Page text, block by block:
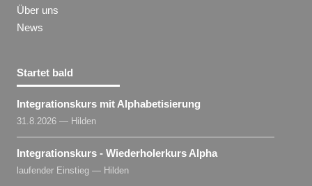
Über uns
News
Startet bald
Integrationskurs mit Alphabetisierung
31.8.2026 — Hilden
Integrationskurs - Wiederholerkurs Alpha
laufender Einstieg — Hilden